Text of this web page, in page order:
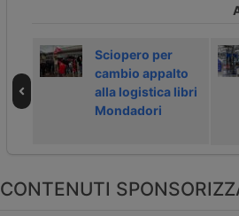
Sciopero per
cambio appalto
alla logistica libri
Mondadori
CONTENUTI